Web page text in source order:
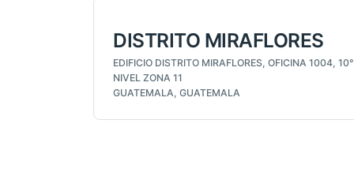
DISTRITO MIRAFLORES
EDIFICIO DISTRITO MIRAFLORES, OFICINA 1004, 10°
NIVEL ZONA 11
GUATEMALA, GUATEMALA